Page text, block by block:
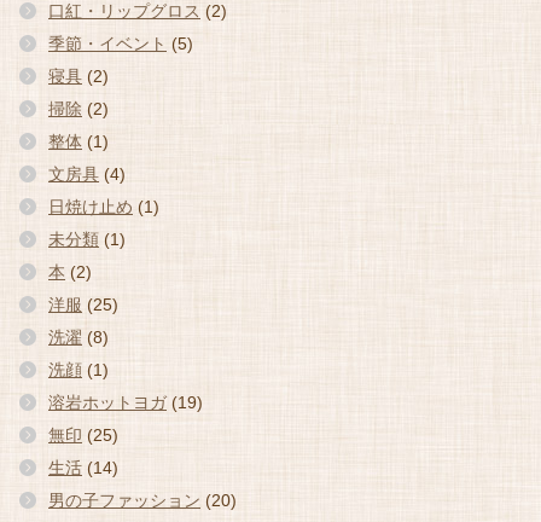
口紅・リップグロス (2)
季節・イベント (5)
寝具 (2)
掃除 (2)
整体 (1)
文房具 (4)
日焼け止め (1)
未分類 (1)
本 (2)
洋服 (25)
洗濯 (8)
洗顔 (1)
溶岩ホットヨガ(19)
無印 (25)
生活 (14)
男の子ファッション (20)